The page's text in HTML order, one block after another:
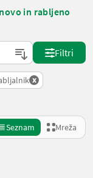
in rabljeno
Filtri
x
Seznam Mreža